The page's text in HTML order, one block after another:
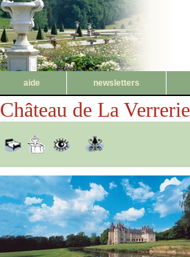
aide
newsletters
Château de La Verrerie